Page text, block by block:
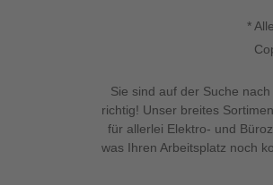
*
Sie sind auf der Suche
richtig! Unser breites
für allerlei Elektro- und
was Ihren Arbeitsplatz noch